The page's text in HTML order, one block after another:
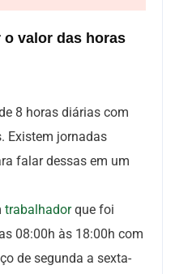
o valor das horas
8 horas diárias com
Existem jornadas
falar dessas em um
trabalhadorque foi
08:00h às 18:00h com
de segunda a sexta-